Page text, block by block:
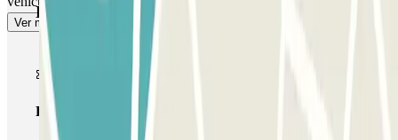
Ver más
Productos de Parclick
Pase básico